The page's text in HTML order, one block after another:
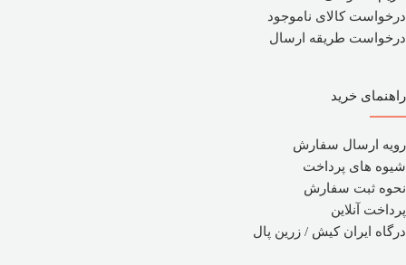
درخواست کالای ناموجود
درخواست طریقه ارسال
راهنمای خرید
رویه ارسال سفارش
شیوه های پرداخت
نحوه ثبت سفارش
پرداخت آنلاین
درگاه ایران کیش / زرین پال